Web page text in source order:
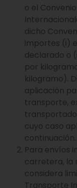
o el
dicho
importes (i)
declarado o
por
kilogramo).
aplicación
transporte,
cuyo caso
continuación.
Para envíos
carretera, la
considera
Transporte